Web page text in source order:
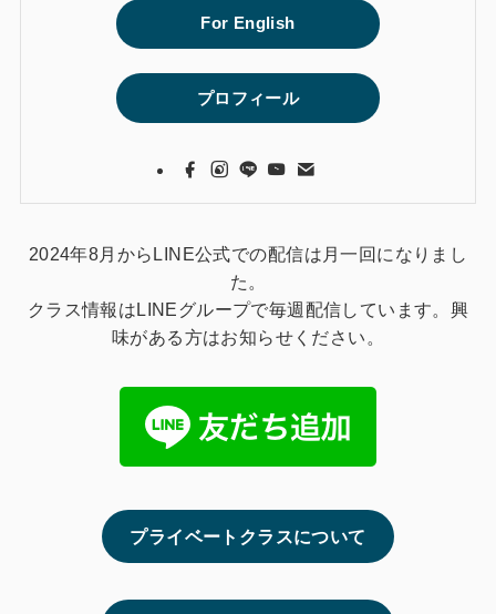
For English
プロフィール
2024年8月からLINE公式での配信は月一回になりまし
た。
クラス情報はLINEグループで毎週配信しています。興
味がある方はお知らせください。
プライベートクラスについて